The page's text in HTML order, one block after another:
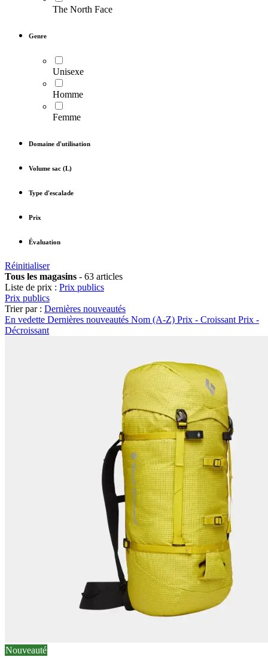
The North Face
Genre
Unisexe
Homme
Femme
Domaine d'utilisation
Volume sac (L)
Type d'escalade
Prix
Évaluation
Réinitialiser
Tous les magasins - 63 articles
Liste de prix : Prix publics
Prix publics
Trier par : Dernières nouveautés
En vedette Dernières nouveautés Nom (A-Z) Prix - Croissant Prix -
Décroissant
Nouveauté